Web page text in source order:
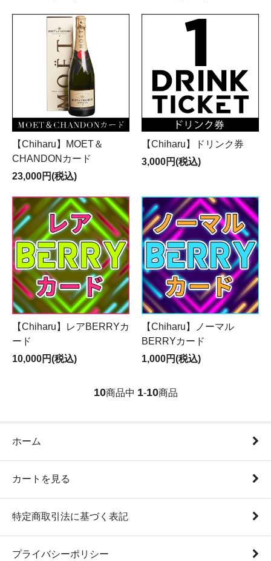
【Chiharu】MOET＆
CHANDONカード
23,000円(税込)
【Chiharu】ドリンク券
3,000円(税込)
【Chiharu】レアBERRYカ
ード
10,000円(税込)
【Chiharu】ノーマル
BERRYカード
1,000円(税込)
10商品中 1-10商品
ホーム
カートを見る
特定商取引法に基づく表記
プライバシーポリシー